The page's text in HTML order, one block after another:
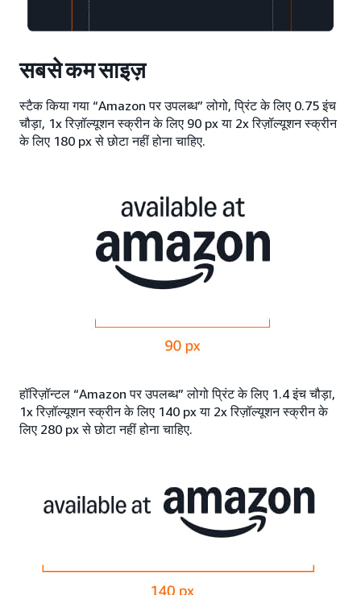
सबसे कम साइज़
स्टैक किया गया “Amazon पर उपलब्ध” लोगो, प्रिंट के लिए 0.75 इंच
चौड़ा, 1x रिज़ॉल्यूशन स्क्रीन के लिए 90 px या 2x रिज़ॉल्यूशन स्क्रीन
के लिए 180 px से छोटा नहीं होना चाहिए.
हॉरिज़ॉन्टल “Amazon पर उपलब्ध” लोगो प्रिंट के लिए 1.4 इंच चौड़ा,
1x रिज़ॉल्यूशन स्क्रीन के लिए 140 px या 2x रिज़ॉल्यूशन स्क्रीन के
लिए 280 px से छोटा नहीं होना चाहिए.